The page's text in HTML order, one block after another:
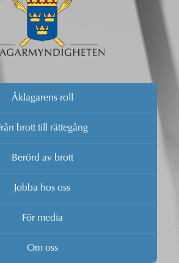
Åklagarens roll
brott till rättegång
Berörd av brott
Jobba hos oss
För media
Om oss